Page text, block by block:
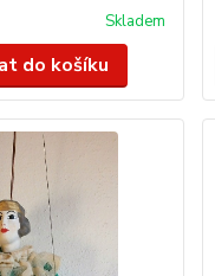
Skladem
do košíku